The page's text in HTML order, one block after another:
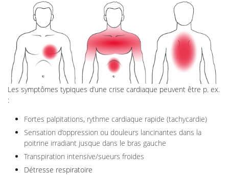
Les symptômes typiques d’une crise cardiaque peuvent être p. ex.
:
Fortes palpitations, rythme cardiaque rapide (tachycardie)
Sensation d’oppression ou douleurs lancinantes dans la
poitrine irradiant jusque dans le bras gauche
Transpiration intensive/sueurs froides
Détresse respiratoire